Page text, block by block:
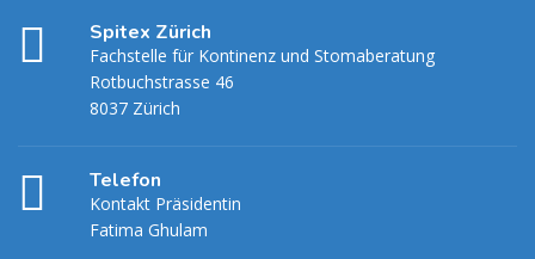
Spitex Zürich
Fachstelle für Kontinenz und Stomaberatung
Rotbuchstrasse 46
8037 Zürich
Telefon
Kontakt Präsidentin
Fatima Ghulam